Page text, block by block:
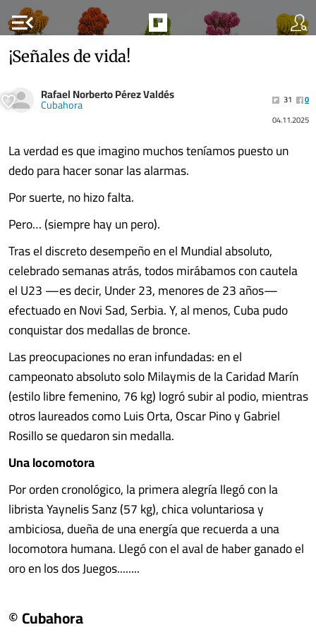
menu_open
¡Señales de vida!
Rafael Norberto Pérez Valdés
Cubahora 31
0
04.11.2025
La verdad es que imagino muchos teníamos puesto un
dedo para hacer sonar las alarmas.
Por suerte, no hizo falta.
Pero… (siempre hay un pero).
Tras el discreto desempeño en el Mundial absoluto,
celebrado semanas atrás, todos mirábamos con cautela
el U23 —es decir, Under 23, menores de 23 años—
efectuado en Novi Sad, Serbia. Y, al menos, Cuba pudo
conquistar dos medallas de bronce.
Las preocupaciones no eran infundadas: en el
campeonato absoluto solo Milaymis de la Caridad Marín
(estilo libre femenino, 76 kg) logró subir al podio, mientras
otros laureados como Luis Orta, Oscar Pino y Gabriel
Rosillo se quedaron sin medalla.
Una locomotora
Por orden cronológico, la primera alegría llegó con la
librista Yaynelis Sanz (57 kg), chica voluntariosa y
ambiciosa, dueña de una energía que recuerda a una
locomotora humana. Llegó con el aval de haber ganado el
oro en los dos Juegos........
© Cubahora